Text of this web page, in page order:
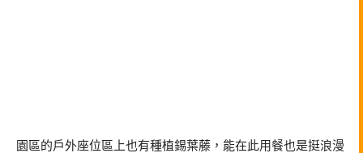
園區的戶外座位區上也有種植錫葉藤，能在此用餐也是挺浪漫